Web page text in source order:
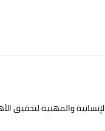
والمهنية لتحقيق